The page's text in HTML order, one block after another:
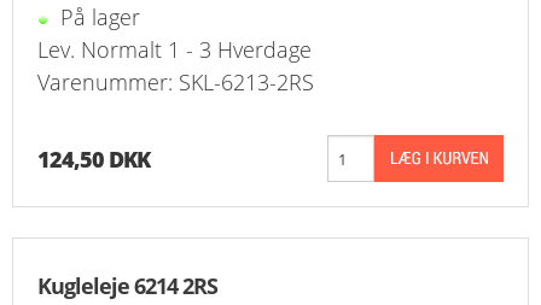
På lager
Lev. Normalt 1 - 3 Hverdage
Varenummer: SKL-6213-2RS
124,50 DKK
Kugleleje 6214 2RS